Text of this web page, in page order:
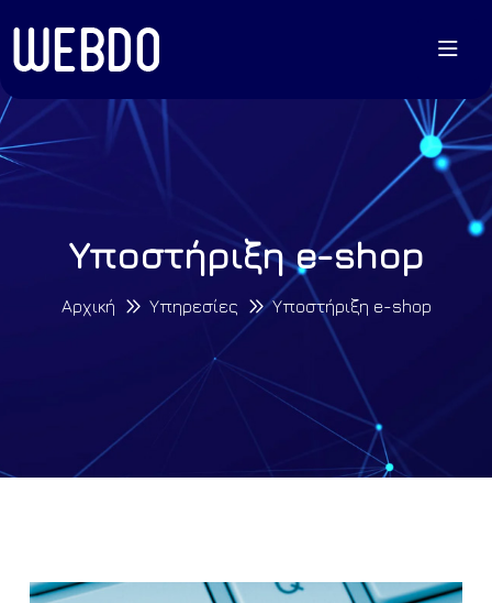
Υποστήριξη e-shop
Αρχική Υπηρεσίες Υποστήριξη e-shop